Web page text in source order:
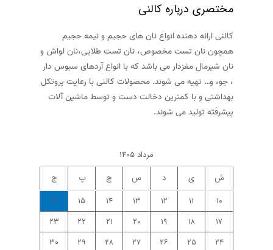
مختصری درباره کالنی
کالنی ارائه دهنده انواع نان های حجیم و نیمه حجیم
همچون نان تست مخصوص، نان تست طلایی،نان لواش و
نان شیرمال مغزدار می باشد که با انواع آردهای سبوس دار
، جو، و… تهیه می شوند. محصولات کالنی با رعایت پروتکل
بهداشتی و با کمترین دخالت دست و توسط ماشین آلات
پیشرفته تولید می شوند.
مرداد ۱۴۰۵
ش
ی د س چ پ
ج
۱۰
۱۱ ۱۲ ۱۳ ۱۴ ۱۵
۱۶
۱۷
۱۸ ۱۹ ۲۰ ۲۱ ۲۲
۲۳
۲۴
۲۵ ۲۶ ۲۷ ۲۸ ۲۹
۳۰